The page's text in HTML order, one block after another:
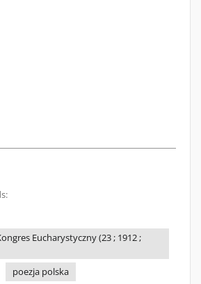
Eucharystyczny (23 ; 1912 ;
poezja polska